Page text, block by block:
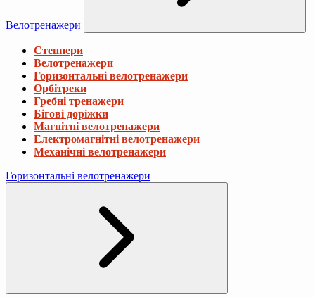
Велотренажери
Степпери
Велотренажери
Горизонтальні велотренажери
Орбітреки
Гребні тренажери
Бігові доріжки
Магнітні велотренажери
Електромагнітні велотренажери
Механічні велотренажери
Горизонтальні велотренажери